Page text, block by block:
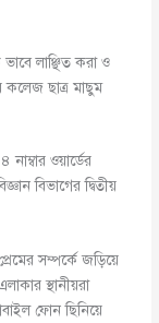
লাঞ্ছিত করা ও
কলেজ ছাত্র মাছুম
ওয়ার্ডের
বিভাগের দ্বিতীয়
সম্পর্কে জড়িয়ে
স্থানীয়রা
ফোন ছিনিয়ে